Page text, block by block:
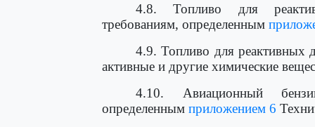
4.8. Топливо для
требованиям, определенным
4.9. Топливо для реактивных
активные и другие химические
4.10. Авиационный
определенным приложением 6